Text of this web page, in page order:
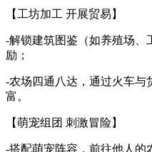
【工坊加工 开展贸易】
-解锁建筑图鉴（如养殖场、
励；
-农场四通八达，通过火车与
富。
【萌宠组团 刺激冒险】
-搭配萌宠阵容，前往他人的